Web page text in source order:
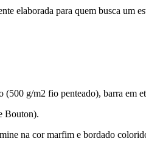
elaborada para quem busca um
(500 g/m2 fio penteado), barra em
Bouton).
na cor marfim e bordado